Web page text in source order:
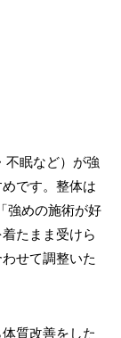
不眠など）が強
です。整体は
強めの施術が好
たまま受けら
せて調整いた
質改善をした